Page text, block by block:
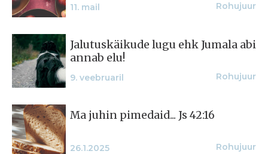
11. mail Rohujuur
Jalutuskäikude lugu ehk Jumala abi
annab elu!
9. veebruaril Rohujuur
Ma juhin pimedaid... Js 42:16
26.1.2025 Rohujuur